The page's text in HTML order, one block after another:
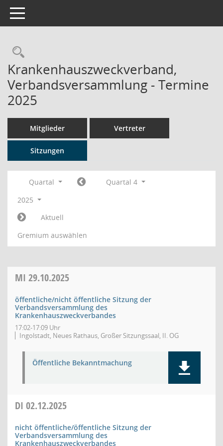
Toggle navigation
Rechercheauswahl
Krankenhauszweckverband,
Verbandsversammlung - Termine
2025
Mitglieder Vertreter
Sitzungen
Quartal
Quartal 4
2025
Aktuell
Gremium auswählen
MI 29.10.2025
öffentliche/nicht öffentliche Sitzung der
Verbandsversammlung des
Krankenhauszweckverbandes
17:02-17:09 Uhr
Ingolstadt, Neues Rathaus, Großer Sitzungssaal, II. OG
Öffentliche Bekanntmachung
DI 02.12.2025
nicht öffentliche/öffentliche Sitzung der
Verbandsversammlung des
Krankenhauszweckverbandes